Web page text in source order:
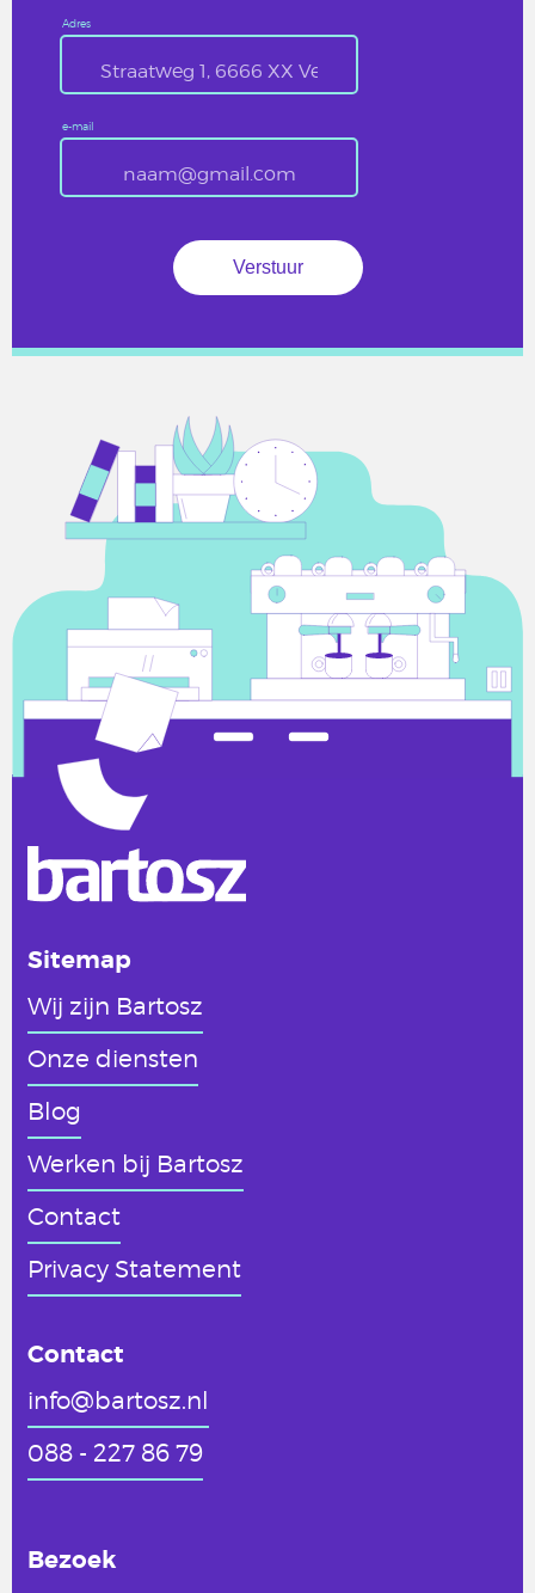
Adres
e-mail
Sitemap
Wij zijn Bartosz
Onze diensten
Blog
Werken bij Bartosz
Contact
Privacy Statement
Contact
info@bartosz.nl
088 - 227 86 79
Bezoek